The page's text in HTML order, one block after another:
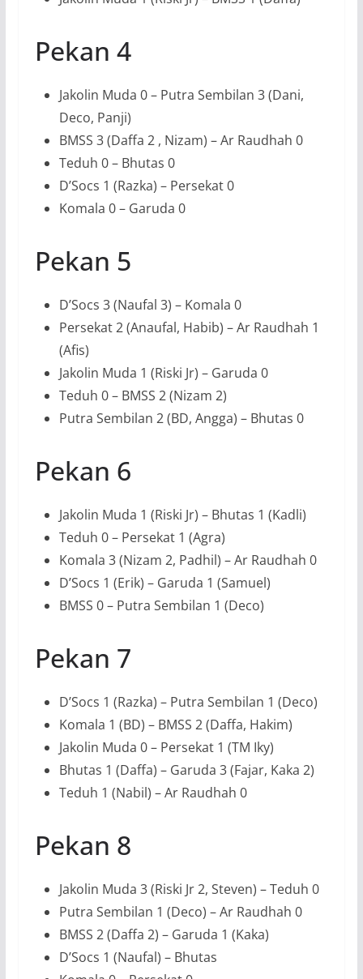
Pekan 4
Jakolin Muda 0 – Putra Sembilan 3 (Dani,
Deco, Panji)
BMSS 3 (Daffa 2 , Nizam) – Ar Raudhah 0
Teduh 0 – Bhutas 0
D’Socs 1 (Razka) – Persekat 0
Komala 0 – Garuda 0
Pekan 5
D’Socs 3 (Naufal 3) – Komala 0
Persekat 2 (Anaufal, Habib) – Ar Raudhah 1
(Afis)
Jakolin Muda 1 (Riski Jr) – Garuda 0
Teduh 0 – BMSS 2 (Nizam 2)
Putra Sembilan 2 (BD, Angga) – Bhutas 0
Pekan 6
Jakolin Muda 1 (Riski Jr) – Bhutas 1 (Kadli)
Teduh 0 – Persekat 1 (Agra)
Komala 3 (Nizam 2, Padhil) – Ar Raudhah 0
D’Socs 1 (Erik) – Garuda 1 (Samuel)
BMSS 0 – Putra Sembilan 1 (Deco)
Pekan 7
D’Socs 1 (Razka) – Putra Sembilan 1 (Deco)
Komala 1 (BD) – BMSS 2 (Daffa, Hakim)
Jakolin Muda 0 – Persekat 1 (TM Iky)
Bhutas 1 (Daffa) – Garuda 3 (Fajar, Kaka 2)
Teduh 1 (Nabil) – Ar Raudhah 0
Pekan 8
Jakolin Muda 3 (Riski Jr 2, Steven) – Teduh 0
Putra Sembilan 1 (Deco) – Ar Raudhah 0
BMSS 2 (Daffa 2) – Garuda 1 (Kaka)
D’Socs 1 (Naufal) – Bhutas